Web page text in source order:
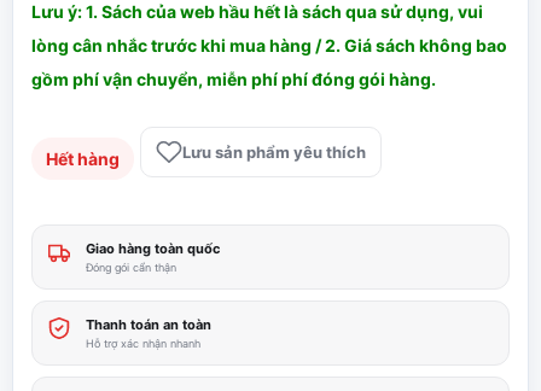
Lưu ý: 1. Sách của web hầu hết là sách qua sử dụng, vui
lòng cân nhắc trước khi mua hàng / 2. Giá sách không bao
gồm phí vận chuyển, miễn phí phí đóng gói hàng.
Hết hàng Lưu sản phẩm yêu thích
Giao hàng toàn quốc
Đóng gói cẩn thận
Thanh toán an toàn
Hỗ trợ xác nhận nhanh